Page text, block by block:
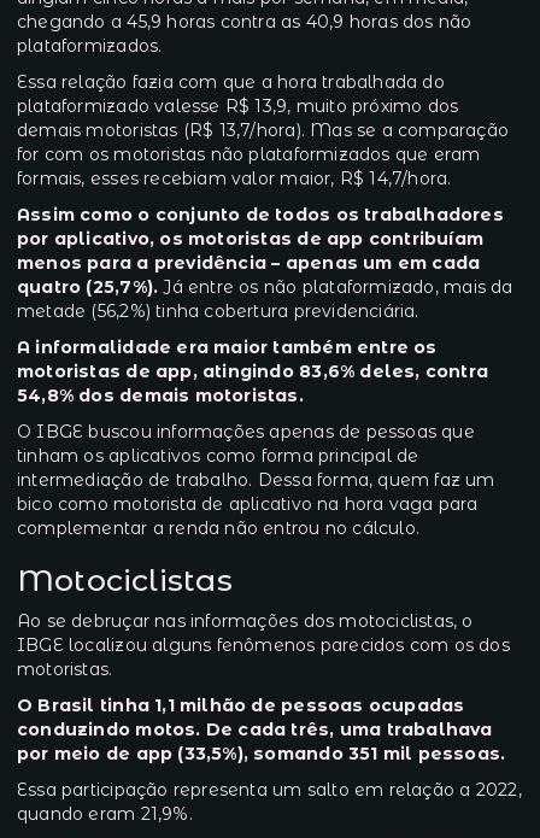
chegando a 45,9 horas contra as 40,9 horas dos não
plataformizados.
Essa relação fazia com que a hora trabalhada do
plataformizado valesse R$ 13,9, muito próximo dos
demais motoristas (R$ 13,7/hora). Mas se a comparação
for com os motoristas não plataformizados que eram
formais, esses recebiam valor maior, R$ 14,7/hora.
Assim como o conjunto de todos os trabalhadores
por aplicativo, os motoristas de app contribuíam
menos para a previdência – apenas um em cada
quatro (25,7%). Já entre os não plataformizado, mais da
metade (56,2%) tinha cobertura previdenciária.
A informalidade era maior também entre os
motoristas de app, atingindo 83,6% deles, contra
54,8% dos demais motoristas.
O IBGE buscou informações apenas de pessoas que
tinham os aplicativos como forma principal de
intermediação de trabalho. Dessa forma, quem faz um
bico como motorista de aplicativo na hora vaga para
complementar a renda não entrou no cálculo.
Motociclistas
Ao se debruçar nas informações dos motociclistas, o
IBGE localizou alguns fenômenos parecidos com os dos
motoristas.
O Brasil tinha 1,1 milhão de pessoas ocupadas
conduzindo motos. De cada três, uma trabalhava
por meio de app (33,5%), somando 351 mil pessoas.
Essa participação representa um salto em relação a 2022,
quando eram 21,9%.